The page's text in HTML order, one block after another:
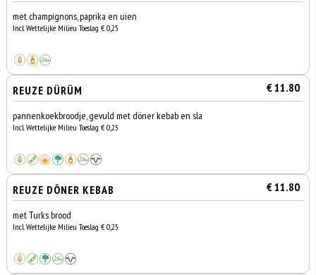
met champignons, paprika en uien
Incl. Wettelijke Milieu Toeslag € 0,25
REUZE DÜRÜM € 11.80
pannenkoekbroodje, gevuld met döner kebab en sla
Incl. Wettelijke Milieu Toeslag € 0,25
REUZE DÖNER KEBAB € 11.80
met Turks brood
Incl. Wettelijke Milieu Toeslag € 0,25